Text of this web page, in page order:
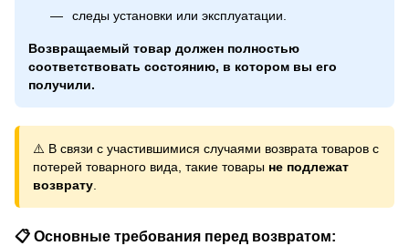
следы установки или эксплуатации.
Возвращаемый товар должен полностью
соответствовать состоянию, в котором вы его
получили.
⚠️ В связи с участившимися случаями возврата товаров с
потерей товарного вида, такие товары не подлежат
возврату.
📋 Основные требования перед возвратом: